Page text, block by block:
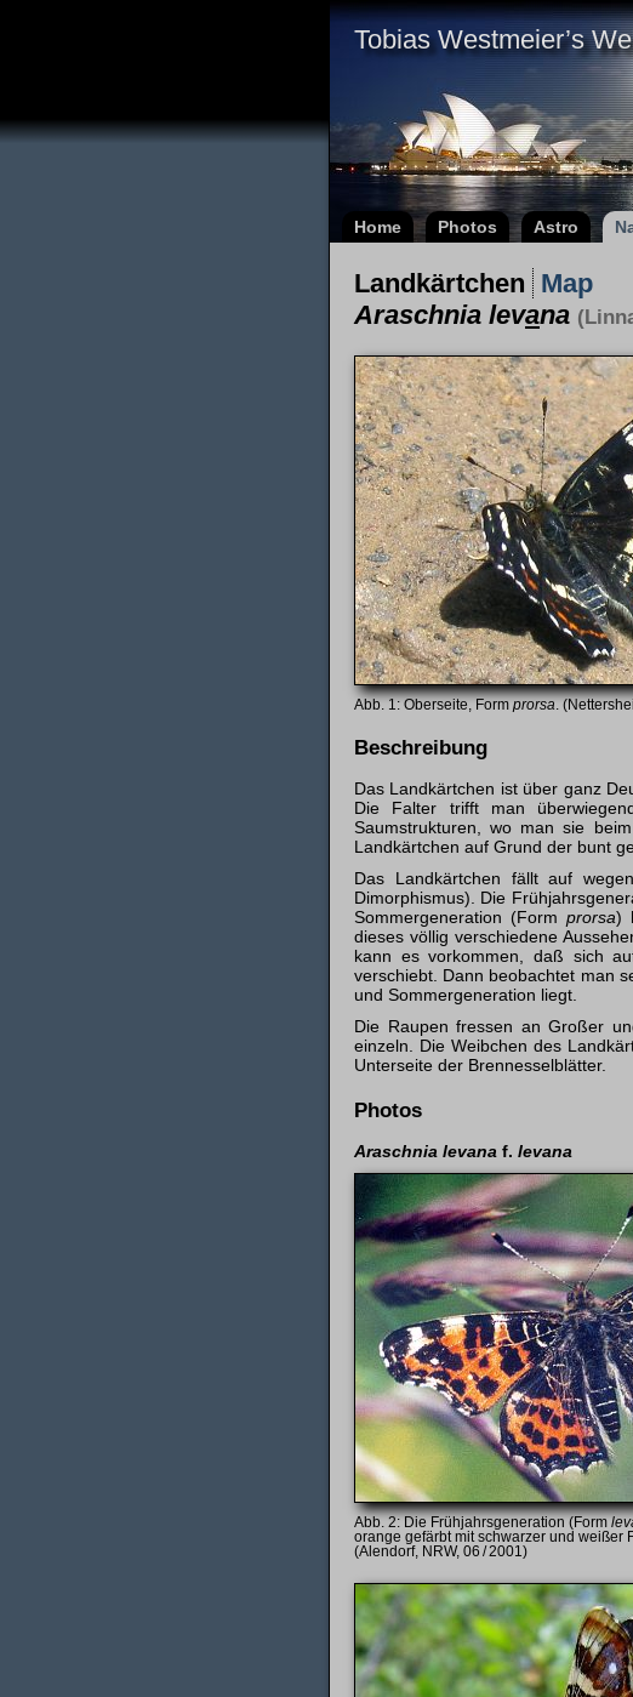
Tobias Westmeier’s
Home Photos Astro
Landkärtchen Map
Araschnia levana
Oberseite, Form prorsa .
Beschreibung
Das Landkärtchen ist über ganz
Die Falter trifft man
Saumstrukturen, wo man sie
Landkärtchen auf Grund der bunt
Das Landkärtchen fällt auf
Dimorphismus). Die
Sommergeneration (Formprorsa)
dieses völlig verschiedene
kann es vorkommen, daß sich
verschiebt. Dann beobachtet man
und Sommergeneration liegt.
Die Raupen fressen an Großer
einzeln. Die Weibchen des
Unterseite der Brennesselblätter.
Photos
Araschnia levana f. levana
Die Frühjahrsgeneration (Form
orange gefärbt mit schwarzer und weißer
(Alendorf, NRW, 06 / 2001)